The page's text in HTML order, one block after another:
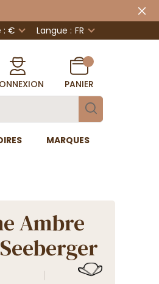
: € Langue : FR
PANIER
MARQUES
Ambre